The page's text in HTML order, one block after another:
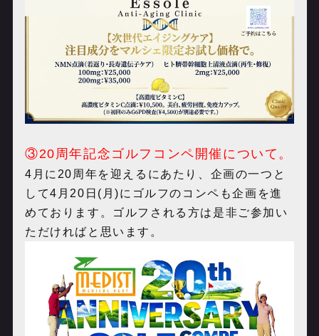
③20周年記念ゴルフコンペ開催について。
4月に20周年を迎えるにあたり、企画の一つと
して4月20日(月)にゴルフのコンペも企画 を進
めております。ゴルフされる方は是非ご参加い
ただければと思います。